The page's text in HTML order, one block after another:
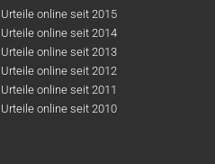
Urteile online seit 2015
Urteile online seit 2014
Urteile online seit 2013
Urteile online seit 2012
Urteile online seit 2011
Urteile online seit 2010